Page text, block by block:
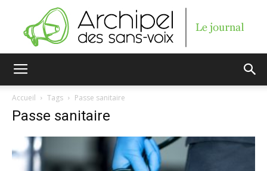
Accueil Tags Passe sanitaire
Passe sanitaire